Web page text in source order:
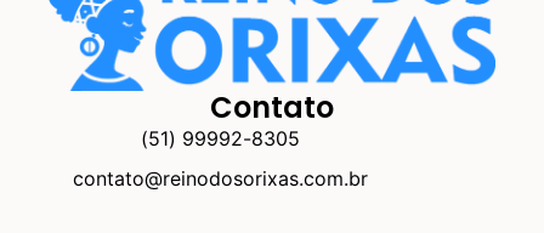
Contato
(51) 99992-8305
contato@reinodosorixas.com.br